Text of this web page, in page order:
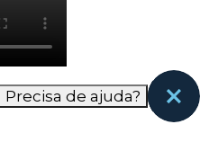
com o site. Esses
informações sobre
visitantes, taxa de
etc.
Precisa de ajuda?